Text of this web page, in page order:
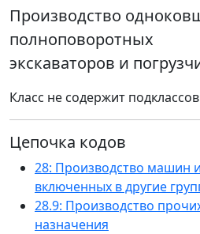
Производство
полноповоротных
экскаваторов и
Класс не содержит
Цепочка кодов
28: Производство машин
включенных в другие
28.9: Производство
назначения